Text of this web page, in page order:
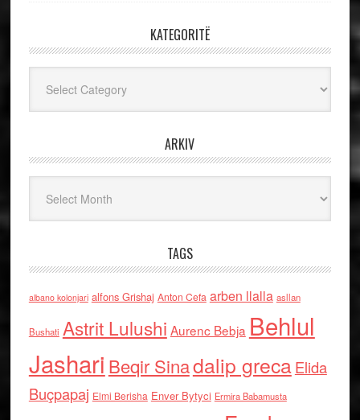
KATEGORITË
ARKIV
TAGS
albano kolonjari alfons Grishaj Anton Cefa arben llalla asllan
Bushati Astrit Lulushi Aurenc Bebja Behlul
Jashari Beqir Sinadalip grecaElida
Buçpapaj Elmi Berisha Enver Bytyci Ermira Babamusta